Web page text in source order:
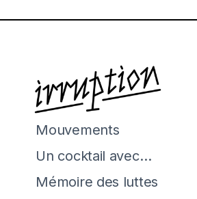
Mouvements
Un cocktail avec…
Mémoire des luttes